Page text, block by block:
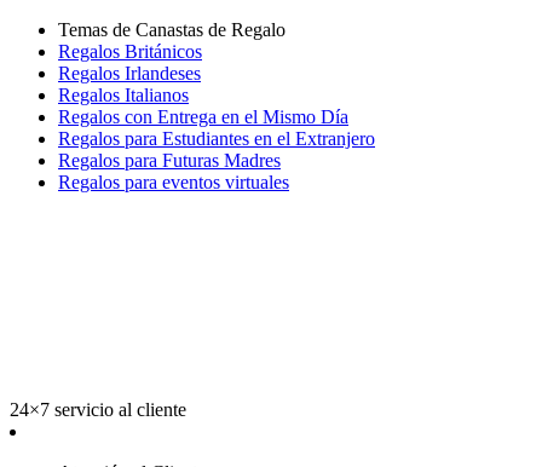
Temas de Canastas de Regalo
Regalos Británicos
Regalos Irlandeses
Regalos Italianos
Regalos con Entrega en el Mismo Día
Regalos para Estudiantes en el Extranjero
Regalos para Futuras Madres
Regalos para eventos virtuales
24×7 servicio al cliente